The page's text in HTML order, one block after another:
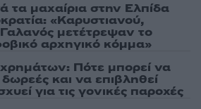
τα μαχαίρια στην Ελπίδα
«Καρυστιανού,
Γαλανός μετέτρεψαν το
αρχηγικό κόμμα»
Πότε μπορεί να
και να επιβληθεί
για τις γονικές παροχές